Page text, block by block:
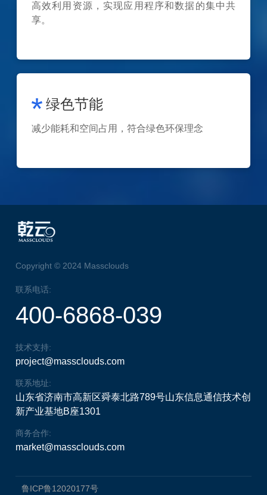
高效利用资源，实现应用程序和数据的集中共
享。
绿色节能
减少能耗和空间占用，符合绿色环保理念
Copyright © 2024 Massclouds
联系电话:
400-6868-039
技术支持:
project@massclouds.com
联系地址:
山东省济南市高新区舜泰北路789号山东信息通信技术创
新产业基地B座1301
商务合作:
market@massclouds.com
鲁ICP鲁12020177号